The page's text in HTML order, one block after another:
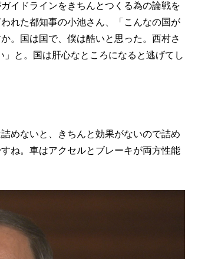
イドラインをきちんとつくる為の論戦を
れた都知事の小池さん、「こんなの国が
。国は国で、僕は酷いと思った。西村さ
と。国は肝心なところになると逃げてし
めないと、きちんと効果がないので詰め
ね。車はアクセルとブレーキが両方性能